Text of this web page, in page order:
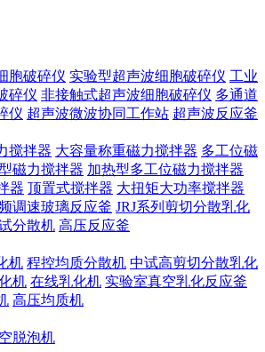
胞破碎仪 实验型超声波细胞破碎仪 工业
碎仪 非接触式超声波细胞破碎仪 多通道
仪 超声波微波协同工作站 超声波反应釜
搅拌器 大容量称重磁力搅拌器 多工位磁
磁力搅拌器 加热型多工位磁力搅拌器
器 顶置式搅拌器 大扭矩大功率搅拌器
调速玻璃反应釜 JRJ系列剪切分散乳化
分散机 高压反应釜
机 程控均质分散机 中试高剪切分散乳化
机 在线乳化机 实验室真空乳化反应釜
高压均质机
脱泡机